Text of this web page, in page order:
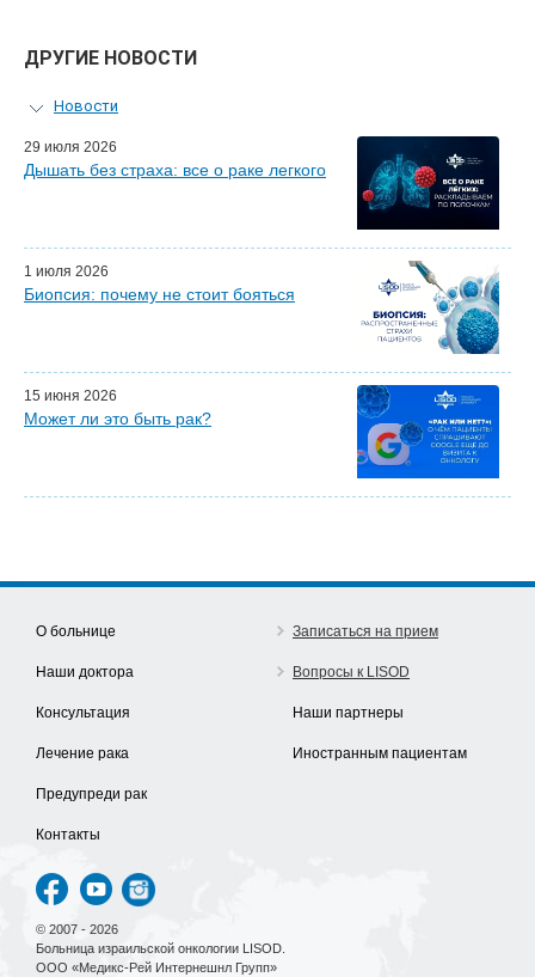
ДРУГИЕ НОВОСТИ
Новости
Персональный гид
Мастер-классы для врачей
Наши партнеры
29 июля 2026
Дышать без страха: все о раке легкого
1 июля 2026
Биопсия: почему не стоит бояться
15 июня 2026
Может ли это быть рак?
О больнице
Наши доктора
Консультация
Лечение рака
Предупреди рак
Контакты
Записаться на прием
Вопросы к LISOD
Наши партнеры
Иностранным пациентам
© 2007 - 2026
Больница израильской онкологии LISOD.
ООО «Медикс-Рей Интернешнл Групп»